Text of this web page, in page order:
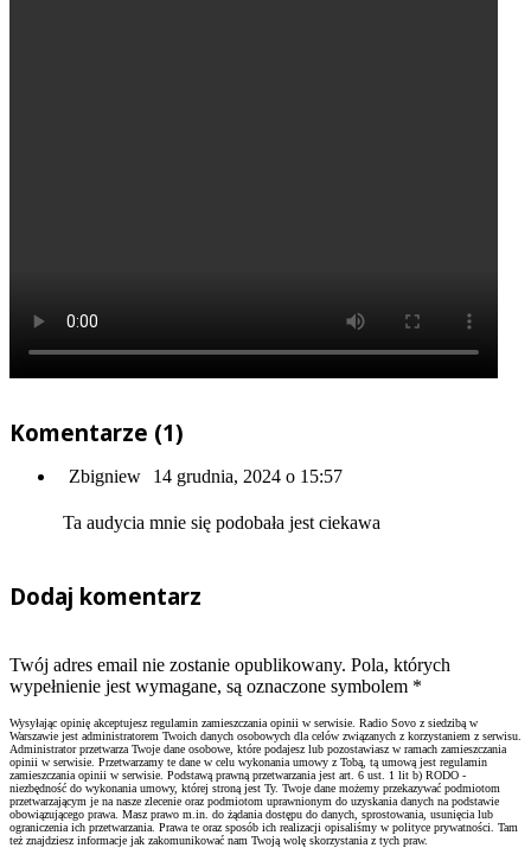
Komentarze (1)
Zbigniew 14 grudnia, 2024 o 15:57
Ta audycia mnie się podobała jest ciekawa
Dodaj komentarz
Twój adres email nie zostanie opublikowany. Pola, których
wypełnienie jest wymagane, są oznaczone symbolem *
Wysyłając opinię akceptujesz regulamin zamieszczania opinii w serwisie. Radio Sovo z siedzibą w
Warszawie jest administratorem Twoich danych osobowych dla celów związanych z korzystaniem z serwisu.
Administrator przetwarza Twoje dane osobowe, które podajesz lub pozostawiasz w ramach zamieszczania
opinii w serwisie. Przetwarzamy te dane w celu wykonania umowy z Tobą, tą umową jest regulamin
zamieszczania opinii w serwisie. Podstawą prawną przetwarzania jest art. 6 ust. 1 lit b) RODO -
niezbędność do wykonania umowy, której stroną jest Ty. Twoje dane możemy przekazywać podmiotom
przetwarzającym je na nasze zlecenie oraz podmiotom uprawnionym do uzyskania danych na podstawie
obowiązującego prawa. Masz prawo m.in. do żądania dostępu do danych, sprostowania, usunięcia lub
ograniczenia ich przetwarzania. Prawa te oraz sposób ich realizacji opisaliśmy w polityce prywatności. Tam
też znajdziesz informacje jak zakomunikować nam Twoją wolę skorzystania z tych praw.